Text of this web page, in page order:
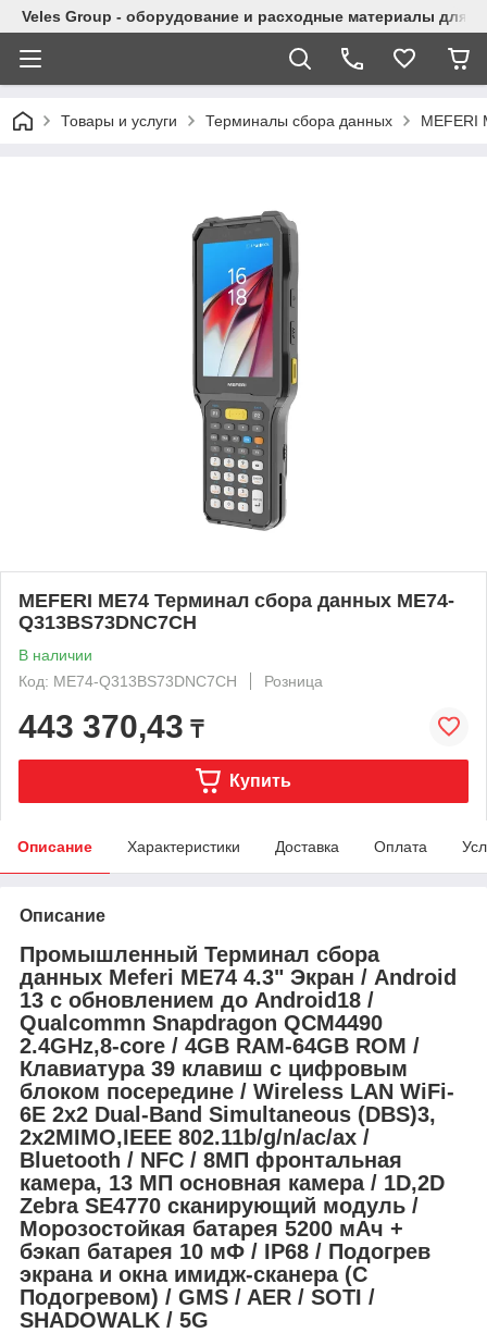
Veles Group - оборудование и расходные материалы для
Товары и услуги Терминалы сбора данных MEFERI
MEFERI ME74 Терминал сбора данных ME74-
Q313BS73DNC7CH
В наличии
Код: ME74-Q313BS73DNC7CH
Розница
443 370,43 ₸
Купить
Описание Характеристики Доставка Оплата
Описание
Промышленный Терминал сбора
данных Meferi ME74 4.3" Экран / Android
13 с обновлением до Android18 /
Qualcommn Snapdragon QCM4490
2.4GHz,8-core / 4GB RAM-64GB ROM /
Клавиатура 39 клавиш с цифровым
блоком посередине / Wireless LAN WiFi-
6E 2x2 Dual-Band Simultaneous (DBS)3,
2x2MIMO,IEEE 802.11b/g/n/ac/ax /
Bluetooth / NFC / 8МП фронтальная
камера, 13 МП основная камера / 1D,2D
Zebra SE4770 сканирующий модуль /
Морозостойкая батарея 5200 мАч +
бэкап батарея 10 мФ / IP68 / Подогрев
экрана и окна имидж-сканера (С
Подогревом) / GMS / AER / SOTI /
SHADOWALK / 5G